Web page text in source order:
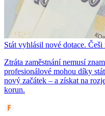
Stát vyhlásil nové dotace.
Ztráta zaměstnání nemusí
profesionálové mohou díky
nový začátek – a získat na
korun.